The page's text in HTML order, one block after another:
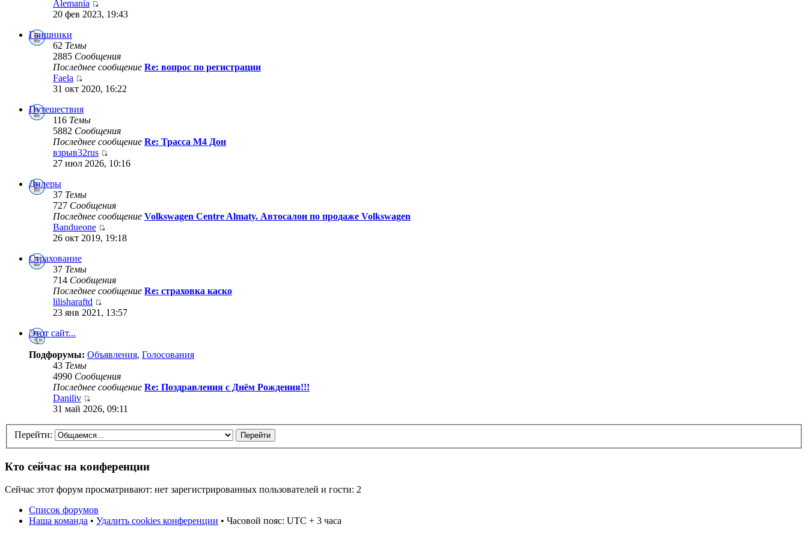
Alemania
20 фев 2023, 19:43
Гаишники
62 Темы
2885 Сообщения
Последнее сообщение Re: вопрос по регистрации
Faela
31 окт 2020, 16:22
Путешествия
116 Темы
5882 Сообщения
Последнее сообщение Re: Трасса М4 Дон
взрыв32rus
27 июл 2026, 10:16
Дилеры
37 Темы
727 Сообщения
Последнее сообщение Volkswagen Centre Almaty. Автосалон по продаже Volkswagen
Bandueone
26 окт 2019, 19:18
Страхование
37 Темы
714 Сообщения
Последнее сообщение Re: страховка каско
lilisharaftd
23 янв 2021, 13:57
Этот сайт...
Подфорумы: Объявления, Голосования
43 Темы
4990 Сообщения
Последнее сообщение Re: Поздравления с Днём Рождения!!!
Daniliv
31 май 2026, 09:11
Перейти:
Кто сейчас на конференции
Сейчас этот форум просматривают: нет зарегистрированных пользователей и гости: 2
Список форумов
Наша команда • Удалить cookies конференции • Часовой пояс: UTC + 3 часа